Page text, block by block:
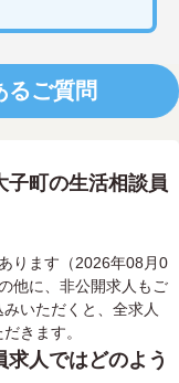
るご質問
子町の生活相談員
ります（2026年08月0
他に、非公開求人もご
いただくと、全求人
きます。
人ではどのよう